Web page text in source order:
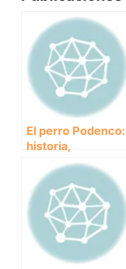
El perro Podenco:
historia,
características y
cuidados